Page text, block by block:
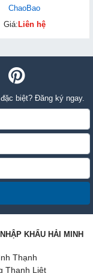
ChaoBao
Giá: Liên hệ
biệt? Đăng ký ngay.
KHẨU HẢI MINH
Thạnh
Thanh Liệt